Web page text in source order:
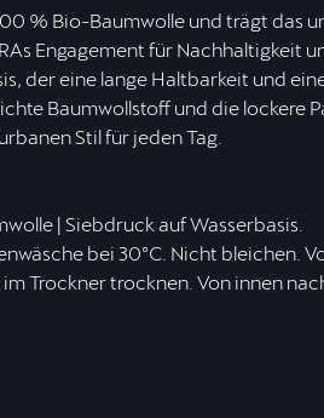
% Bio-Baumwolle und trägt das
Engagement für Nachhaltigkeit
der eine lange Haltbarkeit und
Baumwollstoff und die lockere
Stil für jeden Tag.
| Siebdruck auf Wasserbasis.
bei 30ºC. Nicht bleichen.
Trockner trocknen. Von innen